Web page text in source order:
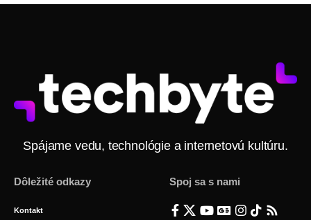
Spájame vedu, technológie a internetovú kultúru.
Dôležité odkazy
Kontakt
Spoj sa s nami